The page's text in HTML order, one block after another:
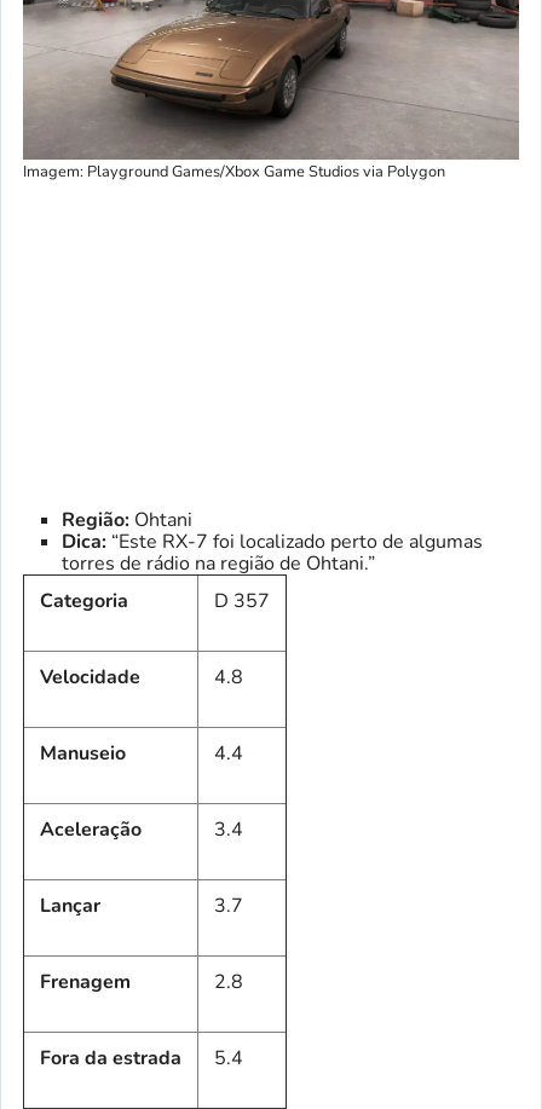
Imagem: Playground Games/Xbox Game Studios via Polygon
Região: Ohtani
Dica: “Este RX-7 foi localizado perto de algumas
torres de rádio na região de Ohtani.”
Categoria
D 357
Velocidade 4.8
Manuseio 4.4
Aceleração 3.4
Lançar 3.7
Frenagem 2.8
Fora da estrada 5.4